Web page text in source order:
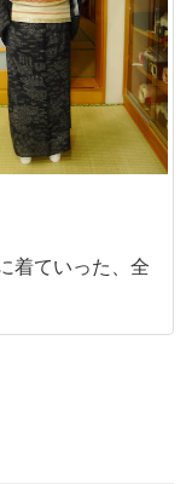
着ていった、全